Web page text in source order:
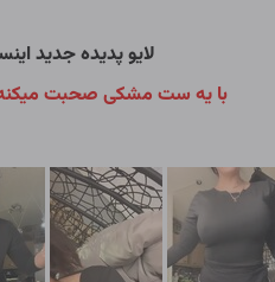
لایو پدیده جدید
با یه ست مشکی صحبت